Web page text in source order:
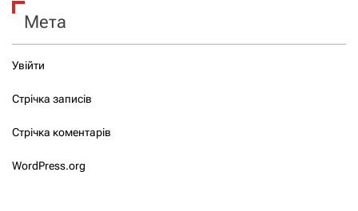
Мета
Увійти
Стрічка записів
Стрічка коментарів
WordPress.org